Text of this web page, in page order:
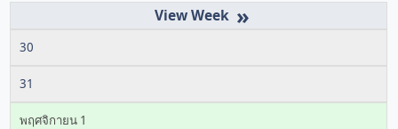
»
30
31
พฤศจิกายน 1